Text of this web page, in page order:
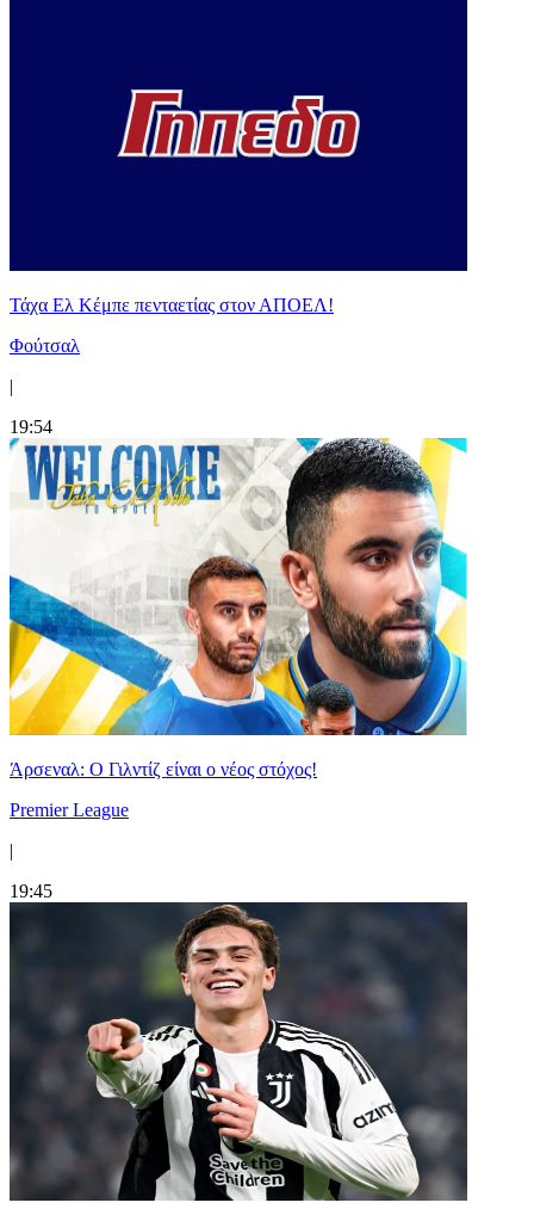
Τάχα Ελ Κέμπε πενταετίας στον ΑΠΟΕΛ!
Φούτσαλ
|
19:54
Άρσεναλ: Ο Γιλντίζ είναι ο νέος στόχος!
Premier League
|
19:45